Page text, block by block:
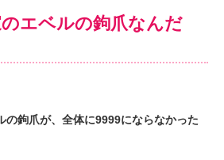
エベルの鉤爪なんだ
の鉤爪が、全体に9999にならなかった